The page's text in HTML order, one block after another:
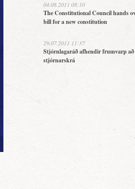
04.08.2011 08:10
The Constitutional Council hands
bill for a new constitution
29.07.2011 11:37
Stjórnlagaráð afhendir frumvarp
stjórnarskrá